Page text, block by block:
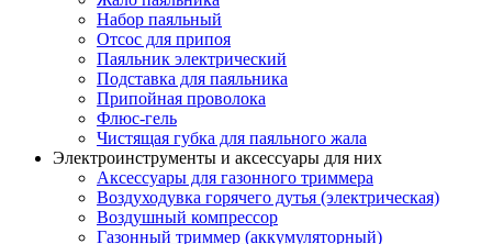
Набор паяльный
Отсос для припоя
Паяльник электрический
Подставка для паяльника
Припойная проволока
Флюс-гель
Чистящая губка для паяльного жала
Электроинструменты и аксессуары для них
Аксессуары для газонного триммера
Воздуходувка горячего дутья (электрическая)
Воздушный компрессор
Газонный триммер (аккумуляторный)